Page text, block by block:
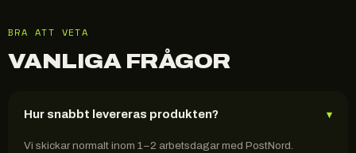
BRA ATT VETA
VANLIGA FRÅGOR
Hur snabbt levereras produkten? ▾
Vi skickar normalt inom 1–2 arbetsdagar med PostNord.